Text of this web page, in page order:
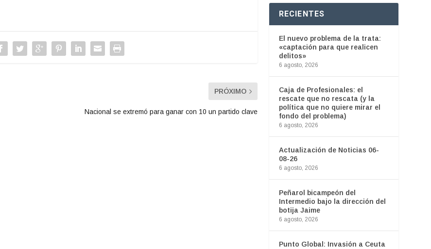
PRÓXIMO
Nacional se extremó para ganar con 10 un partido clave
RECIENTES
El nuevo problema de la trata:
«captación para que realicen
delitos»
6 agosto, 2026
Caja de Profesionales: el
rescate que no rescata (y la
política que no quiere mirar el
fondo del problema)
6 agosto, 2026
Actualización de Noticias 06-
08-26
6 agosto, 2026
Peñarol bicampeón del
Intermedio bajo la dirección del
botija Jaime
6 agosto, 2026
Punto Global: Invasión a Ceuta